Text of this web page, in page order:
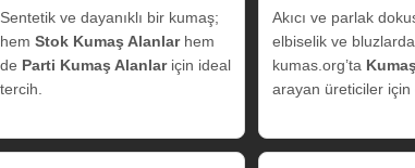
Sentetik ve dayanıklı bir kumaş;
hem Stok Kumaş Alanlarhem
de Parti Kumaş Alanlariçin ideal
tercih.
Akıcı ve parlak
elbiselik ve bluzlarda
kumas.org’ta
arayan üreticiler için